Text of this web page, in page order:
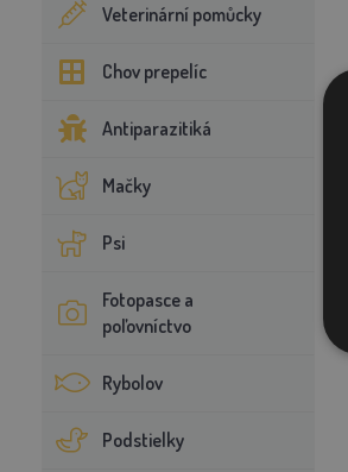
Veterinární pomůcky
Chov prepelíc
Antiparazitiká
Mačky
Psi
Fotopasce a
poľovníctvo
Rybolov
Podstielky